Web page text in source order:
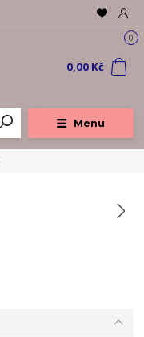
Menu
0
0,00 Kč